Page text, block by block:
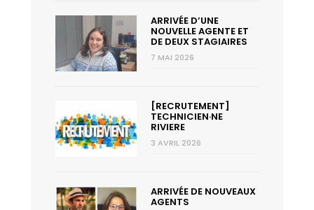
ARRIVÉE D’UNE
NOUVELLE AGENTE ET
DE DEUX STAGIAIRES
7 MAI 2026
[RECRUTEMENT]
TECHNICIEN·NE
RIVIERE
3 AVRIL 2026
ARRIVÉE DE NOUVEAUX
AGENTS